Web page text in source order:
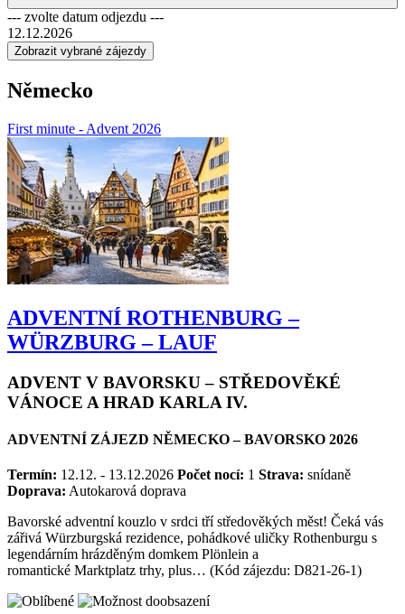
--- zvolte datum odjezdu ---
12.12.2026
Německo
First minute - Advent 2026
ADVENTNÍ ROTHENBURG –
WÜRZBURG – LAUF
ADVENT V BAVORSKU – STŘEDOVĚKÉ
VÁNOCE A HRAD KARLA IV.
ADVENTNÍ ZÁJEZD NĚMECKO – BAVORSKO 2026
Termín: 12.12. - 13.12.2026 Počet nocí: 1 Strava: snídaně
Doprava: Autokarová doprava
Bavorské adventní kouzlo v srdci tří středověkých měst! Čeká vás
zářivá Würzburgs​ká rezidence, pohádkové uličky Rothenburgu s
legendárním hrázděným domkem Plönlein a
romantické Marktplatz trhy, plus… (Kód zájezdu: D821-26-1)